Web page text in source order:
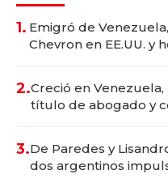
1. Emigró de
Chevron en EE.UU. y
2.Creció en
título de abogado y
3.De Paredes y
dos argentinos